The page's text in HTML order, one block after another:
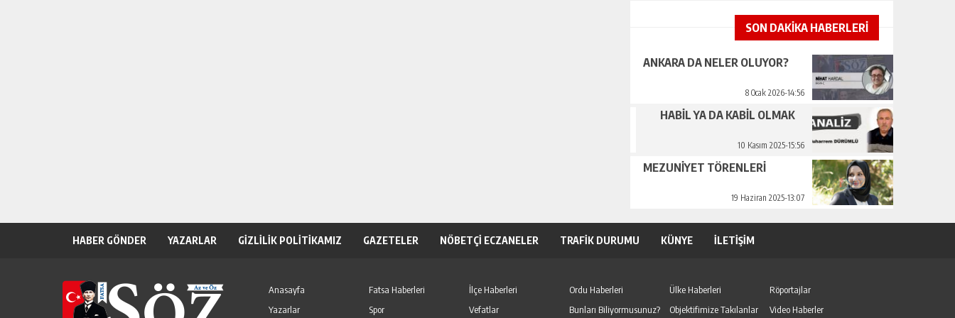
SON DAKİKA HABERLERİ
ANKARA DA NELER OLUYOR?
8 Ocak 2026-14:56
HABİL YA DA KABİL OLMAK
10 Kasım 2025-15:56
MEZUNİYET TÖRENLERİ
19 Haziran 2025-13:07
HABER GÖNDER YAZARLAR GİZLİLİK POLİTİKAMIZ GAZETELER NÖBETÇİ ECZANELER TRAFİK DURUMU KÜNYE İLETİŞİM
Anasayfa Fatsa Haberleri İlçe Haberleri Ordu Haberleri Ülke Haberleri
Röportajlar
Yazarlar
Spor Vefatlar Bunları Biliyormusunuz? Objektifimize Takılanlar Video Haberler